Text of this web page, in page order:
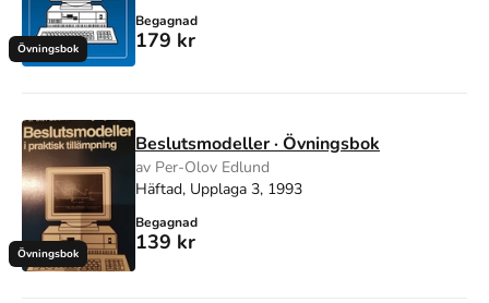
Övningsbok
Begagnad
179 kr
Övningsbok
Beslutsmodeller · Övningsbok
av Per-Olov Edlund
Häftad, Upplaga 3, 1993
Begagnad
139 kr